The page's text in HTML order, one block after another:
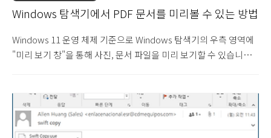
Windows 탐색기에서 PDF 문서를 미리볼 수 있는 방법
Windows 11 운영 체제 기준으로 Windows 탐색기의 우측 영역에
"미리 보기 창"을 통해 사진, 문서 파일을 미리 보기할 수 있습니다.
목의 체크 여부에 따라 사진 파일의 아이콘에 이미지를 미리 표시할
지 여부를 결정할 수 있습니다. 만약 Windows 탐색기의 폴더 옵션
의 보기탭에서 기본값에서는 위와 같이 사진 파일을 선택할 경우 우